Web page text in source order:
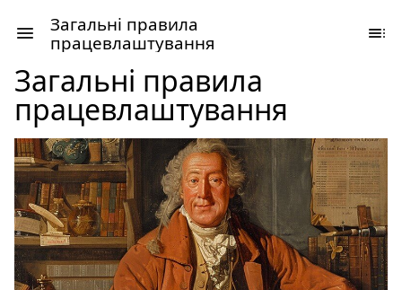
Загальні правила
працевлаштування
Загальні правила
працевлаштування